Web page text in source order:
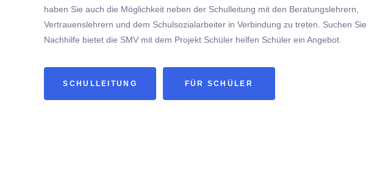
haben Sie auch die Möglichkeit neben der Schulleitung mit den Beratungslehrern,
Vertrauenslehrern und dem Schulsozialarbeiter in Verbindung zu treten. Suchen Sie
Nachhilfe bietet die SMV mit dem Projekt Schüler helfen Schüler ein Angebot.
SCHULLEITUNG FÜR SCHÜLER